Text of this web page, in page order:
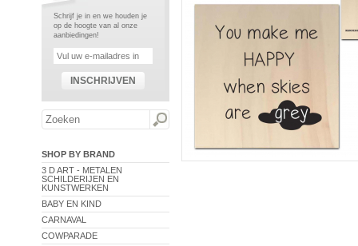
Schrijf je in en we houden je
op de hoogte van al onze
aanbiedingen!
INSCHRIJVEN
SHOP BY BRAND
3 D ART - METALEN
SCHILDERIJEN EN
KUNSTWERKEN
BABY EN KIND
CARNAVAL
COWPARADE